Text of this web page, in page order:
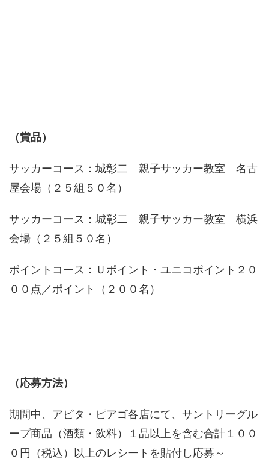
（賞品）
サッカーコース：城彰二 親子サッカー教室 名古
屋会場（２５組５０名）
サッカーコース：城彰二 親子サッカー教室 横浜
会場（２５組５０名）
ポイントコース：Ｕポイント・ユニコポイント２０
００点／ポイント（２００名）
（応募方法）
期間中、アピタ・ピアゴ各店にて、サントリーグル
ープ商品（酒類・飲料）１品以上を含む合計１００
０円（税込）以上のレシートを貼付し応募～